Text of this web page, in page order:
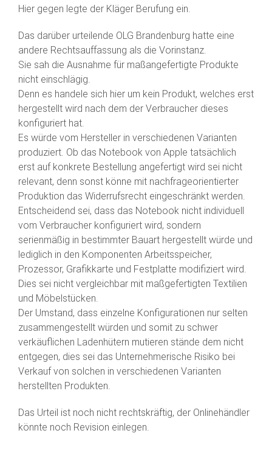
Hier gegen legte der Kläger Berufung ein.
Das darüber urteilende OLG Brandenburg hatte eine
andere Rechtsauffassung als die Vorinstanz.
Sie sah die Ausnahme für maßangefertigte Produkte
nicht einschlägig.
Denn es handele sich hier um kein Produkt, welches erst
hergestellt wird nach dem der Verbraucher dieses
konfiguriert hat.
Es würde vom Hersteller in verschiedenen Varianten
produziert. Ob das Notebook von Apple tatsächlich
erst auf konkrete Bestellung angefertigt wird sei nicht
relevant, denn sonst könne mit nachfrageorientierter
Produktion das Widerrufsrecht eingeschränkt werden.
Entscheidend sei, dass das Notebook nicht individuell
vom Verbraucher konfiguriert wird, sondern
serienmäßig in bestimmter Bauart hergestellt würde und
lediglich in den Komponenten Arbeitsspeicher,
Prozessor, Grafikkarte und Festplatte modifiziert wird.
Dies sei nicht vergleichbar mit maßgefertigten Textilien
und Möbelstücken.
Der Umstand, dass einzelne Konfigurationen nur selten
zusammengestellt würden und somit zu schwer
verkäuflichen Ladenhütern mutieren stände dem nicht
entgegen, dies sei das Unternehmerische Risiko bei
Verkauf von solchen in verschiedenen Varianten
herstellten Produkten.
Das Urteil ist noch nicht rechtskräftig, der Onlinehändler
könnte noch Revision einlegen.